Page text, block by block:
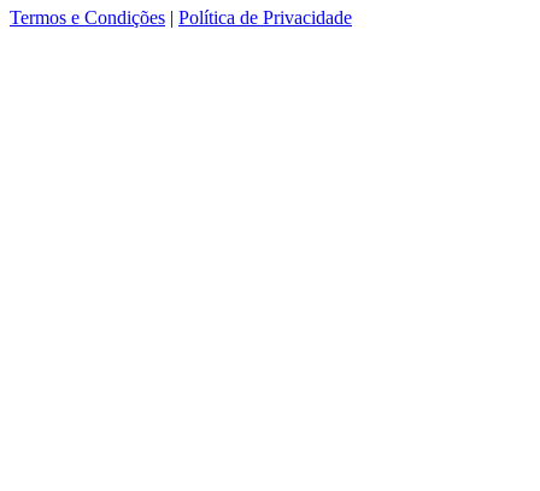
Termos e Condições | Política de Privacidade